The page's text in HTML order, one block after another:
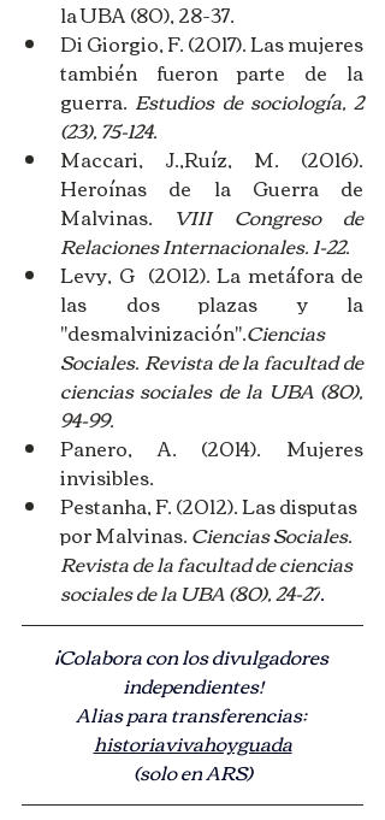
la UBA (80), 28-37.
Di Giorgio, F. (2017). Las mujeres
también fueron parte de la
guerra. Estudios de sociología, 2
(23), 75-124.
Maccari, J.,Ruíz, M. (2016).
Heroínas de la Guerra de
Malvinas. VIII Congreso de
Relaciones Internacionales. 1-22.
Levy, G  (2012). La metáfora de
las dos plazas y la
"desmalvinización".Ciencias
Sociales. Revista de la facultad de
ciencias sociales de la UBA (80),
94-99.
Panero, A. (2014). Mujeres
invisibles.
Pestanha, F. (2012). Las disputas
por Malvinas. Ciencias Sociales.
Revista de la facultad de ciencias
sociales de la UBA (80), 24-27.
¡Colabora con los divulgadores
independientes!
Alias para transferencias:
historiavivahoyguada
(solo en ARS)